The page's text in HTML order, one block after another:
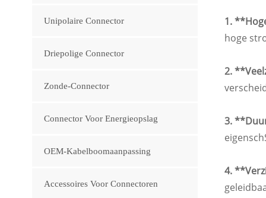
1.
hoge
2.
3.
4.
Unipolaire Connector
Driepolige Connector
Zonde-Connector
Connector Voor Energieopslag
OEM-Kabelboomaanpassing
Accessoires Voor Connectoren